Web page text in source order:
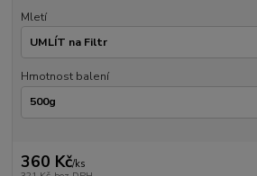
Mletí
Hmotnost balení
360 Kč/ks